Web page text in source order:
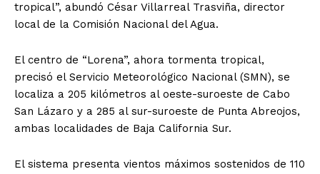
tropical”, abundó César Villarreal Trasviña, director
local de la Comisión Nacional del Agua.
El centro de “Lorena”, ahora tormenta tropical,
precisó el Servicio Meteorológico Nacional (SMN), se
localiza a 205 kilómetros al oeste-suroeste de Cabo
San Lázaro y a 285 al sur-suroeste de Punta Abreojos,
ambas localidades de Baja California Sur.
El sistema presenta vientos máximos sostenidos de 110